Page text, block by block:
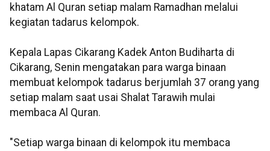
khatam Al Quran setiap malam Ramadhan melalui
kegiatan tadarus kelompok.
Kepala Lapas Cikarang Kadek Anton Budiharta di
Cikarang, Senin mengatakan para warga binaan
membuat kelompok tadarus berjumlah 37 orang yang
setiap malam saat usai Shalat Tarawih mulai
membaca Al Quran.
"Setiap warga binaan di kelompok itu membaca